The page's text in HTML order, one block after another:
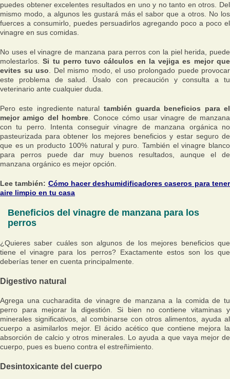
puedes obtener excelentes resultados en uno y no tanto en otros. Del
mismo modo, a algunos les gustará más el sabor que a otros. No los
fuerces a consumirlo, puedes persuadirlos agregando poco a poco el
vinagre en sus comidas.
No uses el vinagre de manzana para perros con la piel herida, puede
molestarlos.Si tu perro tuvo cálculos en la vejiga es mejor que
evites su uso . Del mismo modo, el uso prolongado puede provocar
este problema de salud. Úsalo con precaución y consulta a tu
veterinario ante cualquier duda.
Pero este ingrediente natural también guarda beneficios para el
mejor amigo del hombre . Conoce cómo usar vinagre de manzana
con tu perro. Intenta conseguir vinagre de manzana orgánica no
pasteurizada para obtener los mejores beneficios y estar seguro de
que es un producto 100% natural y puro. También el vinagre blanco
para perros puede dar muy buenos resultados, aunque el de
manzana orgánico es mejor opción.
Lee también: Cómo hacer deshumidificadores caseros para tener
aire limpio en tu casa
Beneficios del vinagre de manzana para los
perros
¿Quieres saber cuáles son algunos de los mejores beneficios que
tiene el vinagre para los perros? Exactamente estos son los que
deberías tener en cuenta principalmente.
Digestivo natural
Agrega una cucharadita de vinagre de manzana a la comida de tu
perro para mejorar la digestión. Si bien no contiene vitaminas y
minerales significativos, al combinarse con otros alimentos, ayuda al
cuerpo a asimilarlos mejor. El ácido acético que contiene mejora la
absorción de calcio y otros minerales. Lo ayuda a que vaya mejor de
cuerpo, pues es bueno contra el estreñimiento.
Desintoxicante del cuerpo